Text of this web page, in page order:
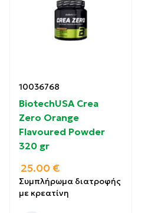
10036768
BiotechUSA Crea
Zero Orange
Flavoured Powder
320 gr
25.00 €
Συμπλήρωμα διατροφής
με κρεατίνη